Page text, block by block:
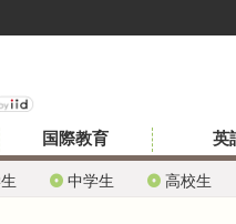
中学生 高校生
国際教育 英